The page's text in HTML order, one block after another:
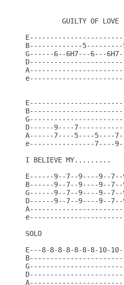
GUILTY OF LOVE
B-------------5---------
G------6--6H7---6---
D------9----
A------7----5----5----
e----------------7----
I BELIEVE MY.........
E------9--7--9----9--
B------9--7--9----9--
G------9--7--9----9--
D------9--7--9----9--
SOLO
E---8-8-8-8-8-8-8-10-10-